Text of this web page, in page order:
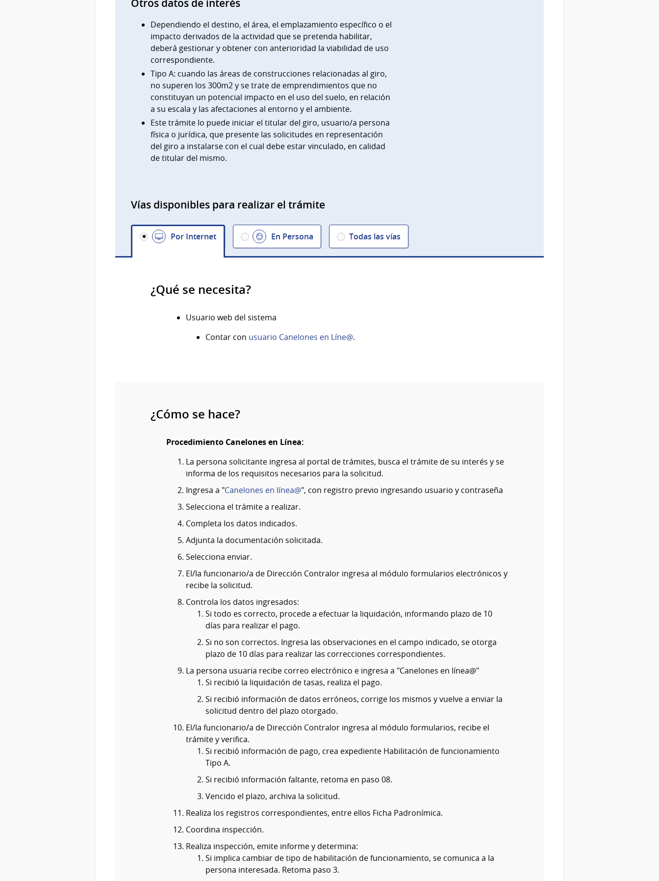
Otros datos de interés
Dependiendo el destino, el área, el emplazamiento específico o el
impacto derivados de la actividad que se pretenda habilitar,
deberá gestionar y obtener con anterioridad la viabilidad de uso
correspondiente.
Tipo A: cuando las áreas de construcciones relacionadas al giro,
no superen los 300m2 y se trate de emprendimientos que no
constituyan un potencial impacto en el uso del suelo, en relación
a su escala y las afectaciones al entorno y el ambiente.
Este trámite lo puede iniciar el titular del giro, usuario/a persona
física o jurídica, que presente las solicitudes en representación
del giro a instalarse con el cual debe estar vinculado, en calidad
de titular del mismo.
Vías disponibles para realizar el trámite
Por Internet En Persona Todas las vías
¿Qué se necesita?
Usuario web del sistema
Contar con usuario Canelones en Líne@.
¿Cómo se hace?
Procedimiento Canelones en Línea:
La persona solicitante ingresa al portal de trámites, busca el trámite de su interés y se
informa de los requisitos necesarios para la solicitud.
Ingresa a "Canelones en línea@", con registro previo ingresando usuario y contraseña
Selecciona el trámite a realizar.
Completa los datos indicados.
Adjunta la documentación solicitada.
Selecciona enviar.
El/la funcionario/a de Dirección Contralor ingresa al módulo formularios electrónicos y
recibe la solicitud.
Controla los datos ingresados:
Si todo es correcto, procede a efectuar la liquidación, informando plazo de 10
días para realizar el pago.
Si no son correctos. Ingresa las observaciones en el campo indicado, se otorga
plazo de 10 días para realizar las correcciones correspondientes.
La persona usuaria recibe correo electrónico e ingresa a "Canelones en línea@"
Si recibió la liquidación de tasas, realiza el pago.
Si recibió información de datos erróneos, corrige los mismos y vuelve a enviar la
solicitud dentro del plazo otorgado.
El/la funcionario/a de Dirección Contralor ingresa al módulo formularios, recibe el
trámite y verifica.
Si recibió información de pago, crea expediente Habilitación de funcionamiento
Tipo A.
Si recibió información faltante, retoma en paso 08.
Vencido el plazo, archiva la solicitud.
Realiza los registros correspondientes, entre ellos Ficha Padronímica.
Coordina inspección.
Realiza inspección, emite informe y determina:
Si implica cambiar de tipo de habilitación de funcionamiento, se comunica a la
persona interesada. Retoma paso 3.